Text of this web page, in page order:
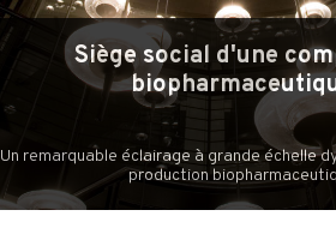
Siège social d'une
Un remarquable éclairage à grande échelle
production